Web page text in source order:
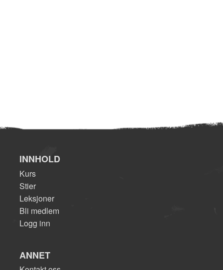
INNHOLD
Kurs
Stier
Leksjoner
Bli medlem
Logg inn
ANNET